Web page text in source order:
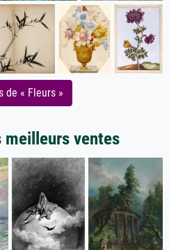
de « Fleurs »
meilleurs ventes